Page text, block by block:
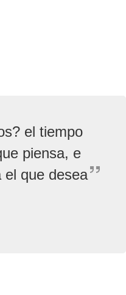
el tiempo
piensa, e
el que desea